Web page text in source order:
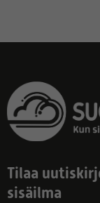
Tilaa
sisäilma